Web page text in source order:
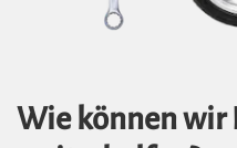
Wie können wir